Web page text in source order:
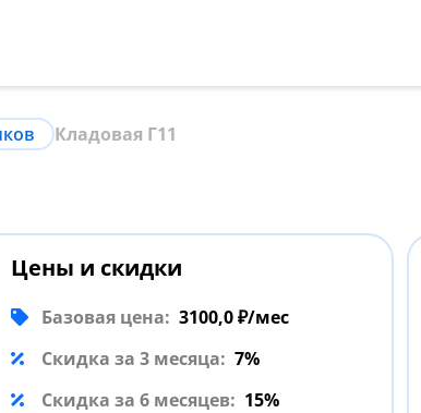
Кладовая Г11
Цены и скидки
Базовая цена: 3100,0 ₽/мес
Скидка за 3 месяца: 7%
Скидка за 6 месяцев: 15%